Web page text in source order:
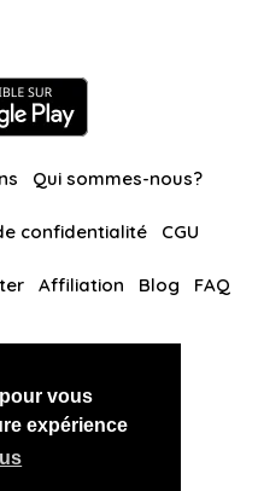
vous
expérience
Qui sommes-nous?
confidentialité CGU
Affiliation Blog FAQ
RussianKisses